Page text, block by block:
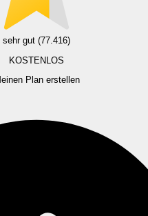
sehr gut (77.416)
KOSTENLOS
Plan erstellen